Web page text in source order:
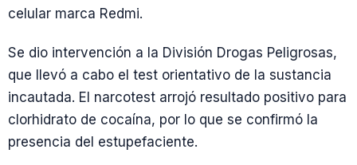
celular marca Redmi.
Se dio intervención a la División Drogas Peligrosas,
que llevó a cabo el test orientativo de la sustancia
incautada. El narcotest arrojó resultado positivo para
clorhidrato de cocaína, por lo que se confirmó la
presencia del estupefaciente.